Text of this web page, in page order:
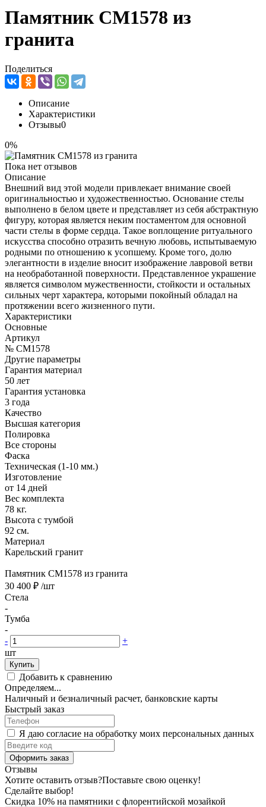
Памятник CM1578 из
гранита
Поделиться
Описание
Характеристики
Отзывы0
0%
Пока нет отзывов
Описание
Внешний вид этой модели привлекает внимание своей
оригинальностью и художественностью. Основание стелы
выполнено в белом цвете и представляет из себя абстрактную
фигуру, которая является неким постаментом для основной
части стелы в форме сердца. Такое воплощение ритуального
искусства способно отразить вечную любовь, испытываемую
родными по отношению к усопшему. Кроме того, долю
элегантности в изделие вносит изображение лавровой ветви
на необработанной поверхности. Представленное украшение
является символом мужественности, стойкости и остальных
сильных черт характера, которыми покойный обладал на
протяжении всего жизненного пути.
Характеристики
Основные
Артикул
№ CM1578
Другие параметры
Гарантия материал
50 лет
Гарантия установка
3 года
Качество
Высшая категория
Полировка
Все стороны
Фаска
Техническая (1-10 мм.)
Изготовление
от 14 дней
Вес комплекта
78 кг.
Высота с тумбой
92 см.
Материал
Карельский гранит
Памятник CM1578 из гранита
30 400 ₽ /шт
Стела
-
Тумба
-
-
+
шт
Купить
Добавить к сравнению
Определяем...
Наличный и безналичный расчет, банковские карты
Быстрый заказ
Я даю согласие на обработку моих персональных данных
Оформить заказ
Отзывы
Хотите оставить отзыв?Поставьте свою оценку!
Сделайте выбор!
Скидка 10% на памятники с флорентийской мозайкой